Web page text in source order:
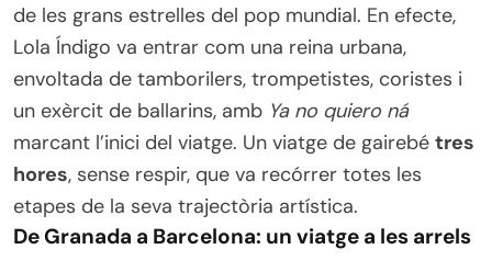
de les grans estrelles del pop mundial. En efecte,
Lola Índigo va entrar com una reina urbana,
envoltada de tamborilers, trompetistes, coristes i
un exèrcit de ballarins, amb Ya no quiero ná
marcant l’inici del viatge. Un viatge de gairebé tres
hores, sense respir, que va recórrer totes les
etapes de la seva trajectòria artística.
De Granada a Barcelona: un viatge a les arrels